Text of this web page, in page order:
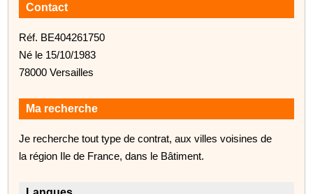
Contact
Réf. BE404261750
Né le 15/10/1983
78000 Versailles
Ma recherche
Je recherche tout type de contrat, aux villes voisines de
la région Ile de France, dans le Bâtiment.